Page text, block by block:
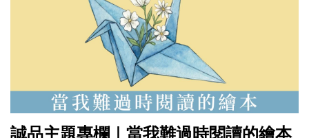
誠品主題專欄｜當我難過時閱讀的繪本